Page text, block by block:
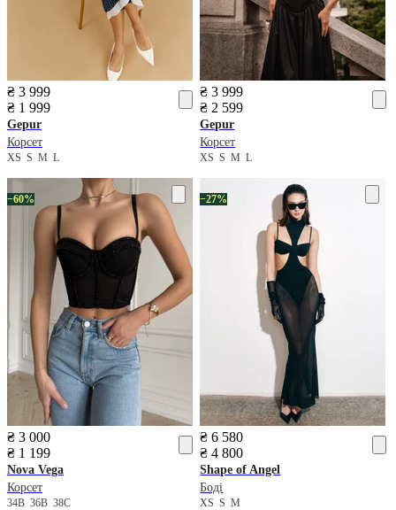
₴ 3 999
₴ 1 999
Gepur
Корсет
XS S M L
₴ 3 999
₴ 2 599
Gepur
Корсет
XSSML
−60%
₴ 3 000
₴ 1 199
Nova Vega
Корсет
34B 36B 38C
−27%
₴ 6 580
₴ 4 800
Shape of Angel
Боді
XSSM